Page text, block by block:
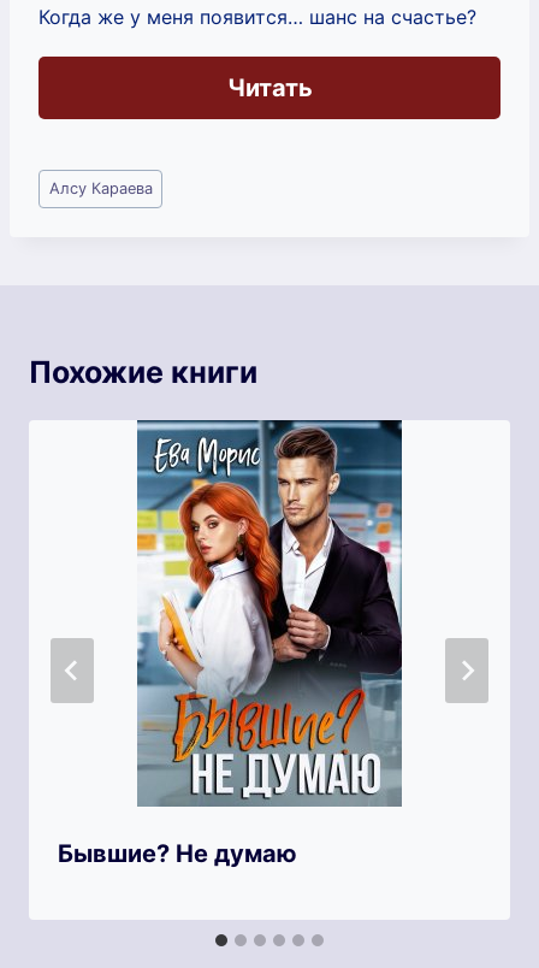
Когда же у меня появится… шанс на счастье?
Читать
Метки
записи:
Алсу Караева
Похожие книги
Бывшие? Не думаю